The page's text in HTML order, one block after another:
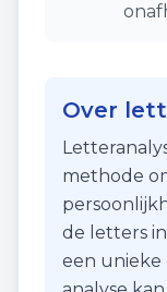
Over
methode
de letters
een unieke